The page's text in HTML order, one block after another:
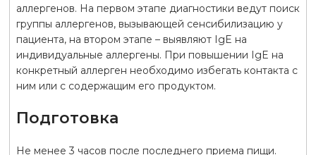
аллергенов. На первом этапе диагностики ведут поиск
группы аллергенов, вызывающей сенсибилизацию у
пациента, на втором этапе – выявляют IgE на
индивидуальные аллергены. При повышении IgE на
конкретный аллерген необходимо избегать контакта с
ним или с содержащим его продуктом.
Подготовка
Не менее 3 часов после последнего приема пищи.